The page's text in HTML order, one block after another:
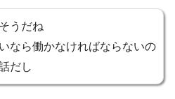
うだね
なら働かなければならないの
だし